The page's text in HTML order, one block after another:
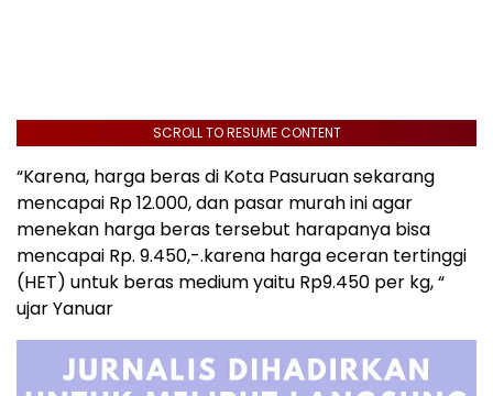
SCROLL TO RESUME CONTENT
“Karena, harga beras di Kota Pasuruan sekarang
mencapai Rp 12.000, dan pasar murah ini agar
menekan harga beras tersebut harapanya bisa
mencapai Rp. 9.450,-.karena harga eceran tertinggi
(HET) untuk beras medium yaitu Rp9.450 per kg, “
ujar Yanuar